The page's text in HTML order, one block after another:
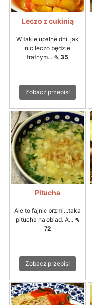
Leczo z cukinią
W takie upalne dni, jak
nic leczo będzie
trafnym... ⇖ 35
Zobacz przepis!
Pitucha
Ale to fajnie brzmi...taka
pitucha na obiad. A... ⇖
72
Zobacz przepis!